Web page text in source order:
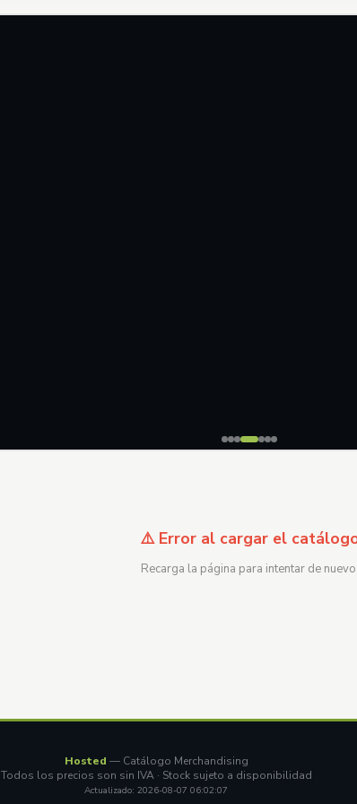
⚠️ Error al cargar el
Recarga la página para intentar de
Hosted — Catálogo Merchandising
Todos los precios son sin IVA · Stock sujeto a disponibilidad
Actualizado: 2026-08-07 06:02:07